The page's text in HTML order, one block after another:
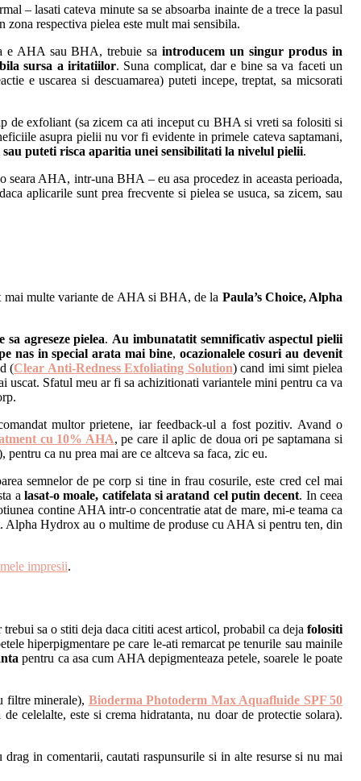
– lasati cateva minute sa se absoarba inainte de a trece la pasul
respectiva pielea este mult mai sensibila.
e AHA sau BHA, trebuie saintroducem un singur produs in
sursa a iritatiilor. Suna complicat, dar e bine sa va faceti un
e uscarea si descuamarea) puteti incepe, treptat, sa micsorati
de exfoliant (sa zicem ca ati inceput cu BHA si vreti sa folositi si
asupra pielii nu vor fi evidente in primele cateva saptamani,
puteti risca aparitia unei sensibilitati la nivelul pielii.
seara AHA, intr-una BHA – eu asa procedez in aceasta perioada,
aplicarile sunt prea frecvente si pielea se usuca, sa zicem, sau
mai multe variante de AHA si BHA, de la Paula’s Choice, Alpha
agreseze pielea. Au imbunatatit semnificativ aspectul pielii
nas in special arata mai bine, ocazionalele cosuri au devenit
(Clear Anti-Redness Exfoliating Solution) cand imi simt pielea
Sfatul meu ar fi sa achizitionati variantele mini pentru ca va
multor prietene, iar feedback-ul a fost pozitiv. Avand o
cu 10% AHA, pe care il aplic de doua ori pe saptamana si
pentru ca nu prea mai are ce altceva sa faca, zic eu.
semnelor de pe corp si tine in frau cosurile, este cred cel mai
a lasat-o moale, catifelata si aratand cel putin decent. In ceea
contine AHA intr-o concentratie atat de mare, mi-e teama ca
Alpha Hydrox au o multime de produse cu AHA si pentru ten, din
impresii.
trebui sa o stiti deja daca cititi acest articol, probabil ca dejafolositi
hiperpigmentare pe care le-ati remarcat pe tenurile sau mainile
pentru ca asa cum AHA depigmenteaza petele, soarele le poate
filtre minerale), Bioderma Photoderm Max Aquafluide SPF 50
de celelalte, este si crema hidratanta, nu doar de protectie solara).
in comentarii, cautati raspunsurile si in alte resurse si nu mai